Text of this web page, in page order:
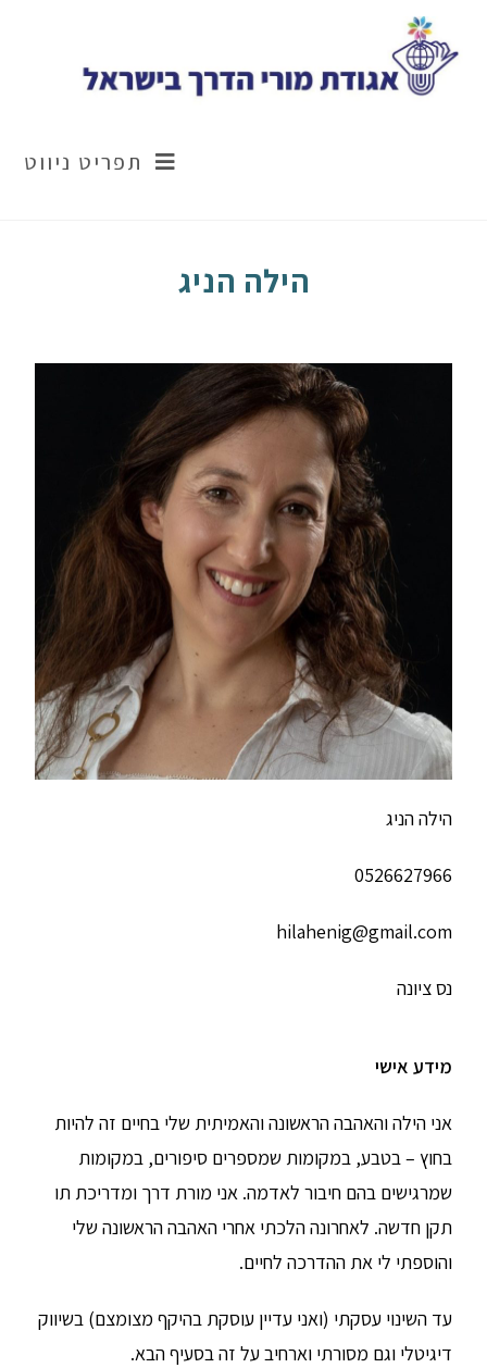
תפריט ניווט
הילה הניג
הילה הניג
0526627966
hilahenig@gmail.com
נס ציונה
מידע אישי
אני הילה והאהבה הראשונה והאמיתית שלי בחיים זה להיות
בחוץ – בטבע, במקומות שמספרים סיפורים, במקומות
שמרגישים בהם חיבור לאדמה. אני מורת דרך ומדריכת תו
תקן חדשה. לאחרונה הלכתי אחרי האהבה הראשונה שלי
והוספתי לי את ההדרכה לחיים.
עד השינוי עסקתי (ואני עדיין עוסקת בהיקף מצומצם) בשיווק
דיגיטלי וגם מסורתי וארחיב על זה בסעיף הבא.